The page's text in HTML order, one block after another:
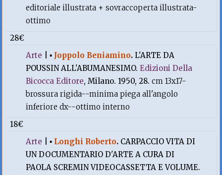
editoriale illustrata + sovraccoperta illustrata-
ottimo
28€
Arte |▪ Joppolo Beniamino.L'ARTE DA
POUSSIN ALL'ABUMANESIMO.Edizioni Della
Bicocca Editore, Milano. 1950, 28.cm 13x17-
brossura rigida--minima piega all'angolo
inferiore dx--ottimo interno
18€
Arte |▪ Longhi Roberto. CARPACCIO VITA DI
UN DOCUMENTARIO D'ARTE A CURA DI
PAOLA SCREMIN VIDEOCASSETTA E VOLUME.